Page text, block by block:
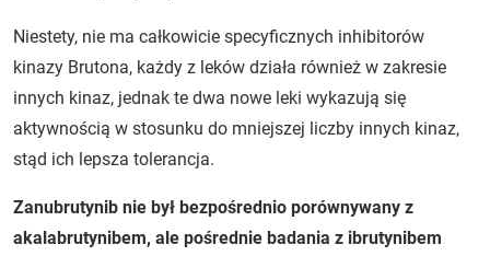
Niestety, nie ma całkowicie specyficznych inhibitorów
kinazy Brutona, każdy z leków działa również w zakresie
innych kinaz, jednak te dwa nowe leki wykazują się
aktywnością w stosunku do mniejszej liczby innych kinaz,
stąd ich lepsza tolerancja.
Zanubrutynib nie był bezpośrednio porównywany z
akalabrutynibem, ale pośrednie badania z ibrutynibem